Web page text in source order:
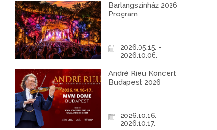
Barlangszínház 2026
Program
2026.05.15. -
2026.10.06.
André Rieu Koncert
Budapest 2026
2026.10.16. -
2026.10.17.